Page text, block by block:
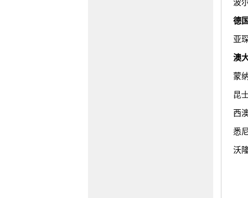
波
德
亚
澳
蒙
昆
西
悉
沃